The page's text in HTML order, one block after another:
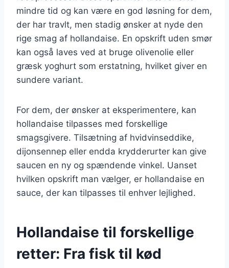
mindre tid og kan være en god løsning for dem,
der har travlt, men stadig ønsker at nyde den
rige smag af hollandaise. En opskrift uden smør
kan også laves ved at bruge olivenolie eller
græsk yoghurt som erstatning, hvilket giver en
sundere variant.
For dem, der ønsker at eksperimentere, kan
hollandaise tilpasses med forskellige
smagsgivere. Tilsætning af hvidvinseddike,
dijonsennep eller endda krydderurter kan give
saucen en ny og spændende vinkel. Uanset
hvilken opskrift man vælger, er hollandaise en
sauce, der kan tilpasses til enhver lejlighed.
Hollandaise til forskellige
retter: Fra fisk til kød